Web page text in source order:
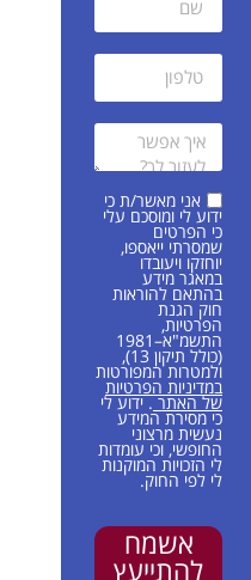
אני מאשר/ת כי
ידוע לי ומוסכם עלי
כי הפרטים
שמסרתי ייאספו,
יוחזקו ויעובדו
במאגר מידע
בהתאם להוראות
חוק הגנת
הפרטיות,
התשמ"א–1981
(כולל תיקון 13),
ולמטרות המפורטות
במדיניות הפרטיות
של האתר. ידוע לי
כי מסירת המידע
נעשית מרצוני
החופשי, וכי עומדות
לי הזכויות המוקנות
לי לפי החוק.
אשמח
להתייעץ